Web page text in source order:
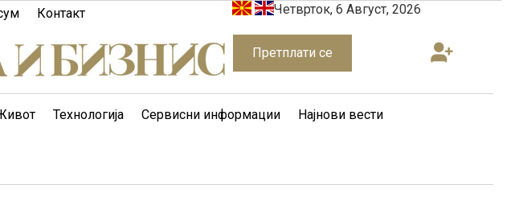
Контакт Четврток, 6 Август, 2026
Претплати се
Технологија Сервисни информации Најнови вести